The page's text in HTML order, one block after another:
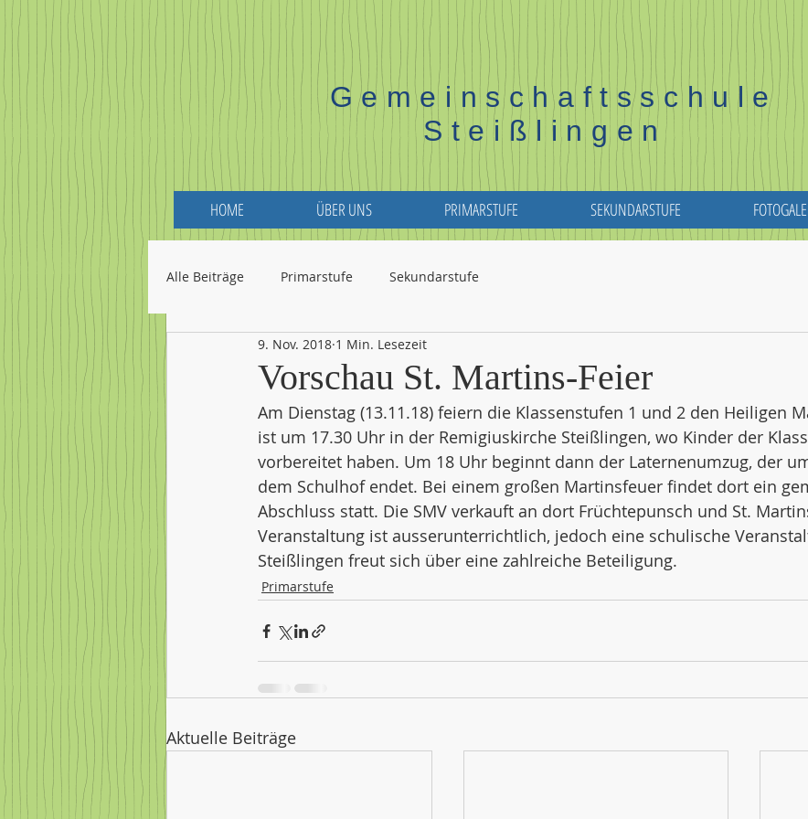
Gemeinschaftsschule
Steißlingen
HOME ÜBER UNS PRIMARSTUFE SEKUNDARSTUFE
Alle Beiträge Primarstufe Sekundarstufe
Vorschau St. Martins-Feier
9. Nov. 2018 1 Min. Lesezeit
Am Dienstag (13.11.18) feiern die Klassenstufen 1 und 2 den Heiligen
ist um 17.30 Uhr in der Remigiuskirche Steißlingen, wo Kinder der
vorbereitet haben. Um 18 Uhr beginnt dann der Laternenumzug, der
dem Schulhof endet. Bei einem großen Martinsfeuer findet dort ein
Abschluss statt. Die SMV verkauft an dort Früchtepunsch und St.
Veranstaltung ist ausserunterrichtlich, jedoch eine schulische
Steißlingen freut sich über eine zahlreiche Beteiligung.
Primarstufe
Aktuelle Beiträge